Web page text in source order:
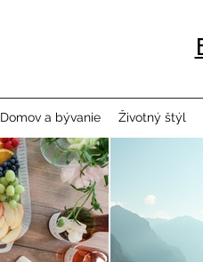
Domov a bývanie Životný štýl